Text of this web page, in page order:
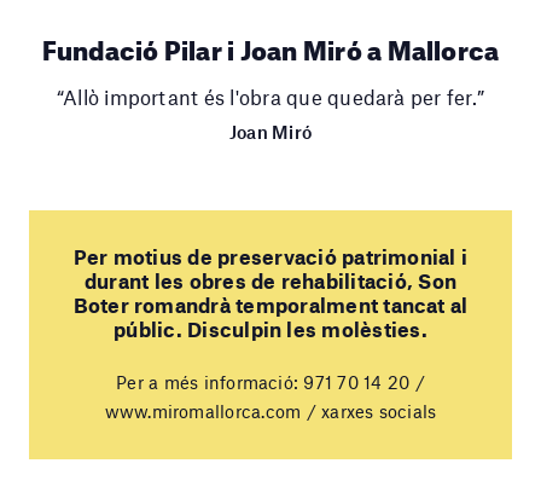
Fundació Pilar i Joan Miró a Mallorca
“Allò important és l'obra que quedarà per fer.”
Joan Miró
Per motius de preservació patrimonial i
durant les obres de rehabilitació, Son
Boter romandrà temporalment tancat al
públic. Disculpin les molèsties.
Per a més informació: 971 70 14 20 /
www.miromallorca.com / xarxes socials